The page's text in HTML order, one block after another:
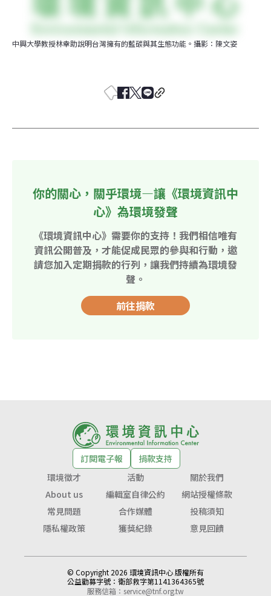
中興大學教授林幸助說明台灣擁有的藍碳與其生態功能。攝影：陳文姿
你的關心，關乎環境—讓《環境資訊中
心》為環境發聲
《環境資訊中心》需要你的支持！我們相信唯有
資訊公開普及，才能促成民眾的參與和行動，邀
請您加入定期捐款的行列，讓我們持續為環境發
聲。
前往捐款
訂閱電子報
捐款支持
環境徵才
活動
關於我們
About us
編輯室自律公約
網站授權條款
常見問題
合作媒體
投稿須知
隱私權政策
獲獎紀錄 意見回饋
© Copyright 2026 環境資訊中心 版權所有
公益勸募字號： 衛部救字第1141364365號
服務信箱： service@tnf.org.tw